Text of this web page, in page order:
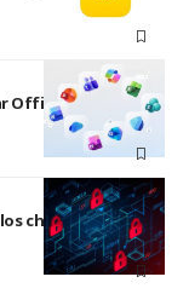
Office en macOS y
chips de Apple